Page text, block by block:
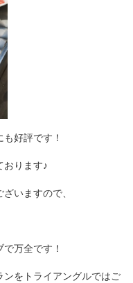
好評です！
おります♪
いますので、
万全です！
ンをトライアングルではご